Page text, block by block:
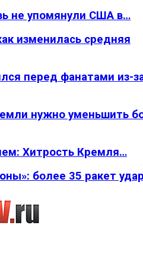
не упомянули США в…
изменилась средняя
перед фанатами из-
нужно уменьшить
Хитрость Кремля…
более 35 ракет